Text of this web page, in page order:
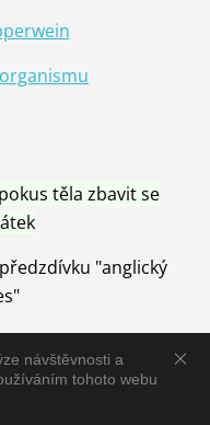
návštěvnosti a
tohoto webu
těla zbavit se
"anglický
neutralizací a